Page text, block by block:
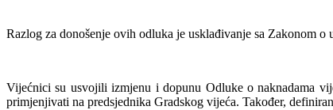
Razlog za donošenje ovih odluka je usklađivanje sa Zakonom
Vijećnici su usvojili izmjenu i dopunu Odluke o naknadama
primjenjivati na predsjednika Gradskog vijeća. Također,